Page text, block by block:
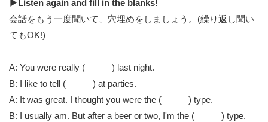
▶︎Listen again and fill in the blanks!
会話をもう一度聞いて、穴埋めをしましょう。(繰り返し聞い
てもOK!)
A: You were really ( ) last night.
B: I like to tell ( ) at parties.
A: It was great. I thought you were the ( ) type.
B: I usually am. But after a beer or two, I'm the ( ) type.